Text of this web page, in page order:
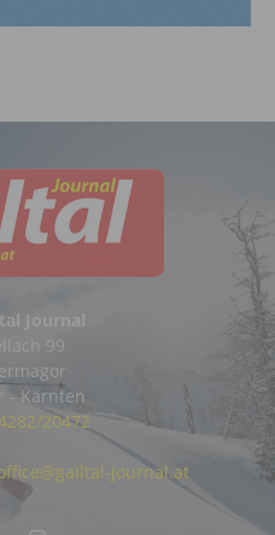
Journal
99
- Kärnten
20472
journal.at